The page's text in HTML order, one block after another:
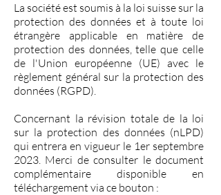
La société est soumis à la loi suisse sur la
protection des données et à toute loi
étrangère applicable en matière de
protection des données, telle que celle
de l'Union européenne (UE) avec le
règlement général sur la protection des
données (RGPD).
Concernant la révision totale de la loi
sur la protection des données (nLPD)
qui entrera en vigueur le 1er septembre
2023. Merci de consulter le document
complémentaire disponible en
téléchargement via ce bouton :